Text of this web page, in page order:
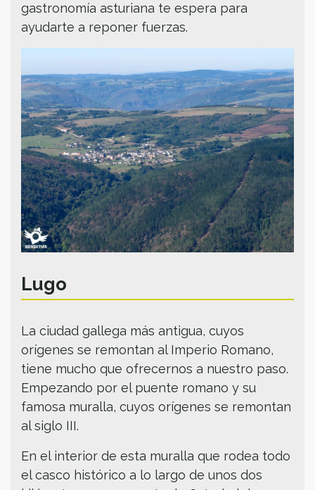
gastronomía asturiana te espera para
ayudarte a reponer fuerzas.
Lugo
La ciudad gallega más antigua, cuyos
orígenes se remontan al Imperio Romano,
tiene mucho que ofrecernos a nuestro paso.
Empezando por el puente romano y su
famosa muralla, cuyos orígenes se remontan
al siglo III.
En el interior de esta muralla que rodea todo
el casco histórico a lo largo de unos dos